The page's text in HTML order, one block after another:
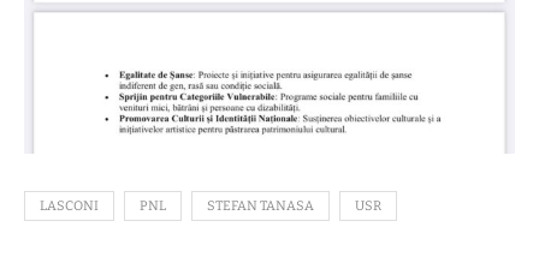
LASCONI PNL STEFAN TANASA USR